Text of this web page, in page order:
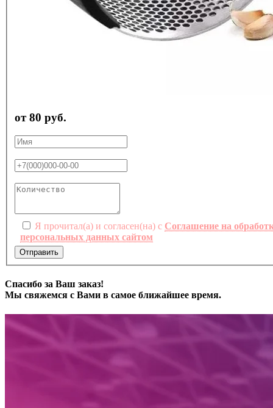
от 80 руб.
Я прочитал(а) и согласен(на) с Соглашение на
персональных данных сайтом
Отправить
Спасибо за Ваш заказ!
Мы свяжемся с Вами в самое ближайшее время.